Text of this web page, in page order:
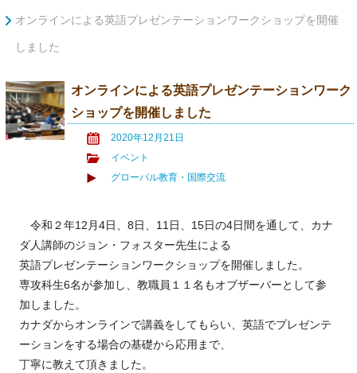
オンラインによる英語プレゼンテーションワークショップを開催
しました
オンラインによる英語プレゼンテーションワーク
ショップを開催しました
2020年12月21日
イベント
グローバル教育・国際交流
令和２年12月4日、8日、11日、15日の4日間を通して、カナ
ダ人講師のジョン・フォスター先生による
英語プレゼンテーションワークショップを開催しました。
専攻科生6名が参加し、教職員１１名もオブザーバーとして参
加しました。
カナダからオンラインで講義をしてもらい、英語でプレゼンテ
ーションをする場合の基礎から応用まで、
丁寧に教えて頂きました。